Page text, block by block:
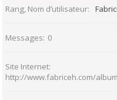
Rang, Nom d’utilisateur
Messages 0
Site Internet
http://www.fabriceh.com/album